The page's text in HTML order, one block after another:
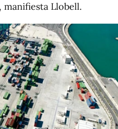
manifiesta Llobell.